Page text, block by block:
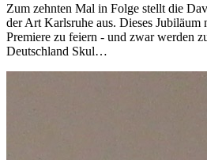
Zum zehnten Mal in Folge stellt die
der Art Karlsruhe aus. Dieses Jubiläum
Premiere zu feiern - und zwar werden
Deutschland Skul…